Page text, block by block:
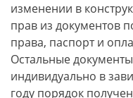
изменении в
прав из документов
права, паспорт и
Остальные
индивидуально в
году порядок